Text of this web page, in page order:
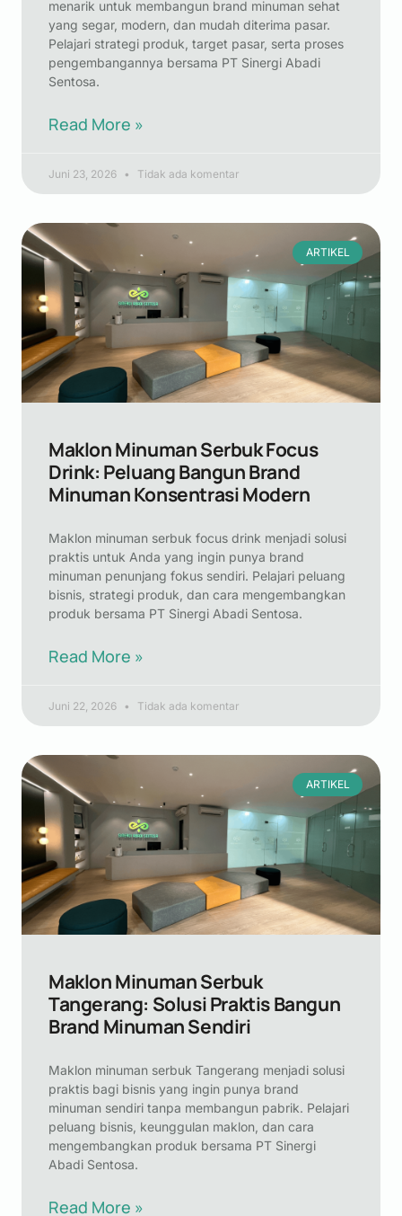
menarik untuk membangun brand minuman sehat
yang segar, modern, dan mudah diterima pasar.
Pelajari strategi produk, target pasar, serta proses
pengembangannya bersama PT Sinergi Abadi
Sentosa.
Read More »
Juni 23, 2026 Tidak ada komentar
ARTIKEL
Maklon Minuman Serbuk Focus
Drink: Peluang Bangun Brand
Minuman Konsentrasi Modern
Maklon minuman serbuk focus drink menjadi solusi
praktis untuk Anda yang ingin punya brand
minuman penunjang fokus sendiri. Pelajari peluang
bisnis, strategi produk, dan cara mengembangkan
produk bersama PT Sinergi Abadi Sentosa.
Read More »
Juni 22, 2026 Tidak ada komentar
ARTIKEL
Maklon Minuman Serbuk
Tangerang: Solusi Praktis Bangun
Brand Minuman Sendiri
Maklon minuman serbuk Tangerang menjadi solusi
praktis bagi bisnis yang ingin punya brand
minuman sendiri tanpa membangun pabrik. Pelajari
peluang bisnis, keunggulan maklon, dan cara
mengembangkan produk bersama PT Sinergi
Abadi Sentosa.
Read More »